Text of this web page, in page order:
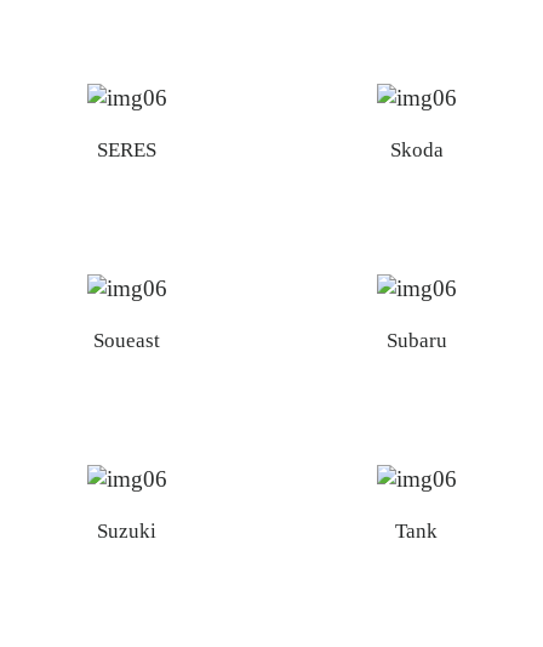
SERES Skoda
Soueast Subaru
Suzuki Tank